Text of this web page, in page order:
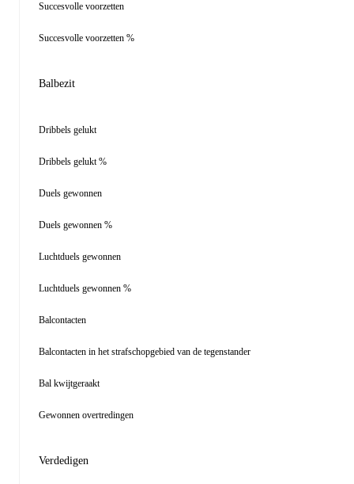
Succesvolle voorzetten
Succesvolle voorzetten %
Balbezit
Dribbels gelukt
Dribbels gelukt %
Duels gewonnen
Duels gewonnen %
Luchtduels gewonnen
Luchtduels gewonnen %
Balcontacten
Balcontacten in het strafschopgebied van de tegenstander
Bal kwijtgeraakt
Gewonnen overtredingen
Verdedigen